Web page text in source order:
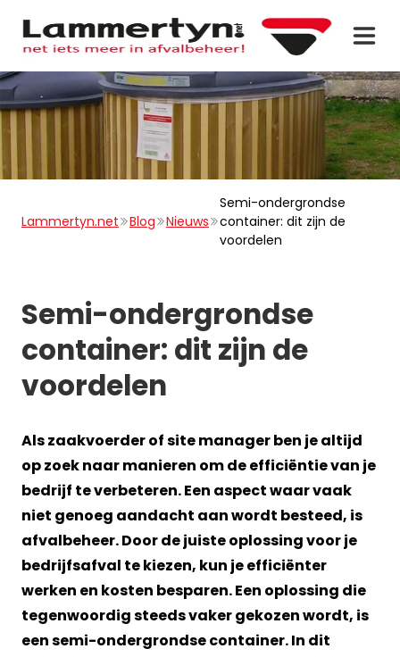
Lammertyn.net Blog Nieuws
Semi-ondergrondse
container: dit zijn de
voordelen
Semi-ondergrondse
container: dit zijn de
voordelen
Als zaakvoerder of site manager ben je altijd
op zoek naar manieren om de efficiëntie van je
bedrijf te verbeteren. Een aspect waar vaak
niet genoeg aandacht aan wordt besteed, is
afvalbeheer. Door de juiste oplossing voor je
bedrijfsafval te kiezen, kun je efficiënter
werken en kosten besparen. Een oplossing die
tegenwoordig steeds vaker gekozen wordt, is
een semi-ondergrondse container. In dit